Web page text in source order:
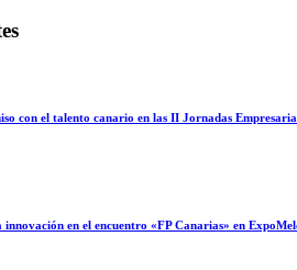
con el talento canario en las II Jornadas
en el encuentro «FP Canarias» en